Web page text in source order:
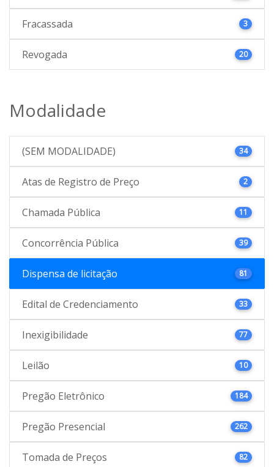
Fracassada 3
Revogada 20
Modalidade
(SEM MODALIDADE) 34
Atas de Registro de Preço 2
Chamada Pública 11
Concorrência Pública 39
Dispensa de licitação 81
Edital de Credenciamento 33
Inexigibilidade 77
Leilão 10
Pregão Eletrônico 184
Pregão Presencial 262
Tomada de Preços 82